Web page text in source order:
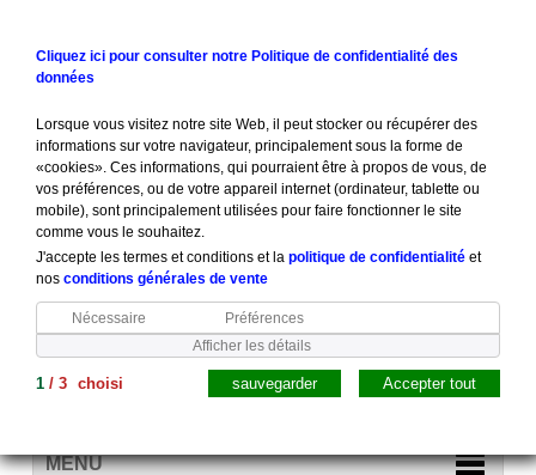
MENU
Cliquez ici pour consulter notre Politique de confidentialité des
données
Lorsque vous visitez notre site Web, il peut stocker ou récupérer des
informations sur votre navigateur, principalement sous la forme de
«cookies». Ces informations, qui pourraient être à propos de vous, de
vos préférences, ou de votre appareil internet (ordinateur, tablette ou
mobile), sont principalement utilisées pour faire fonctionner le site
comme vous le souhaitez.
J'accepte les termes et conditions et lapolitique de confidentialité et
nos conditions générales de vente
Nécessaire
Préférences
Afficher les détails
1 /3 choisi Accepter tout
sauvegarder